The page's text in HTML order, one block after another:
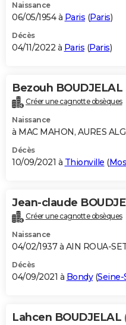
Naissance
06/05/1954 à Paris (Paris)
Décès
04/11/2022 à Paris (Paris)
Bezouh BOUDJELAL
Créer une cagnotte obsèques
Naissance
à MAC MAHON, AURES
Décès
10/09/2021 à Thionville (
Jean-claude
Créer une cagnotte obsèques
Naissance
04/02/1937 à AIN ROUA-
Décès
04/09/2021 à Bondy(
Lahcen BOUDJELAL